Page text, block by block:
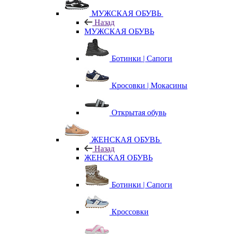
МУЖСКАЯ ОБУВЬ
Назад
МУЖСКАЯ ОБУВЬ
Ботинки | Сапоги
Кросовки | Мокасины
Открытая обувь
ЖЕНСКАЯ ОБУВЬ
Назад
ЖЕНСКАЯ ОБУВЬ
Ботинки | Сапоги
Кроссовки